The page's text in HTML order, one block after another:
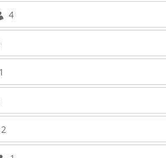
4
1
2